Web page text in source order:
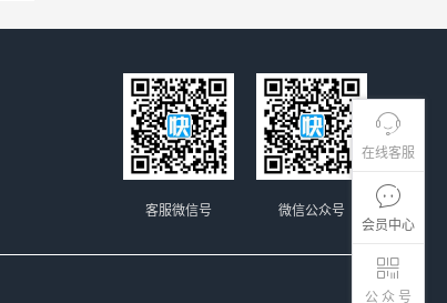
在线客服
会员中心
公 众 号
微信公众号
客服微信号